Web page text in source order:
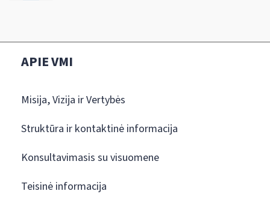
APIE VMI
Misija, Vizija ir Vertybės
Struktūra ir kontaktinė informacija
Konsultavimasis su visuomene
Teisinė informacija